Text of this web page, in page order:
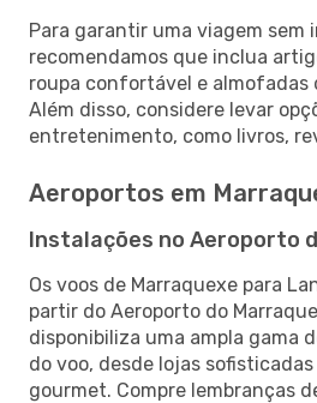
Para garantir uma viagem sem
recomendamos que inclua
roupa confortável e almofadas
Além disso, considere levar
entretenimento, como livros,
Aeroportos em
Instalações no Aeroporto
Os voos de Marraquexe para
partir do Aeroporto do
disponibiliza uma ampla gama
do voo, desde lojas
gourmet. Compre lembranças